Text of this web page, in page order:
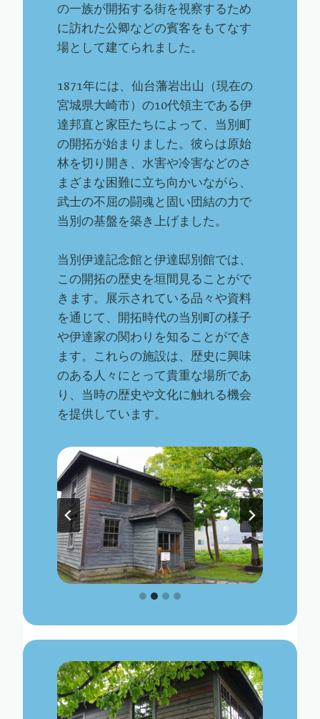
の一族が開拓する街を視察するため
に訪れた公卿などの賓客をもてなす
場として建てられました。
1871年には、仙台藩岩出山（現在の
宮城県大崎市）の10代領主である伊
達邦直と家臣たちによって、当別町
の開拓が始まりました。彼らは原始
林を切り開き、水害や冷害などのさ
まざまな困難に立ち向かいながら、
武士の不屈の闘魂と固い団結の力で
当別の基盤を築き上げました。
当別伊達記念館と伊達邸別館では、
この開拓の歴史を垣間見ることがで
きます。展示されている品々や資料
を通じて、開拓時代の当別町の様子
や伊達家の関わりを知ることができ
ます。これらの施設は、歴史に興味
のある人々にとって貴重な場所であ
り、当時の歴史や文化に触れる機会
を提供しています。